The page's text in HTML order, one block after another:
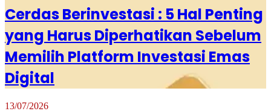
Cerdas Berinvestasi : 5 Hal Penting
yang Harus Diperhatikan Sebelum
Memilih Platform Investasi Emas
Digital
13/07/2026